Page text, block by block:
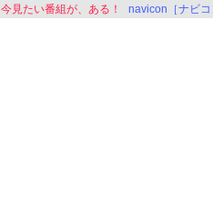
今見たい番組が、ある！ navicon［ナビコ